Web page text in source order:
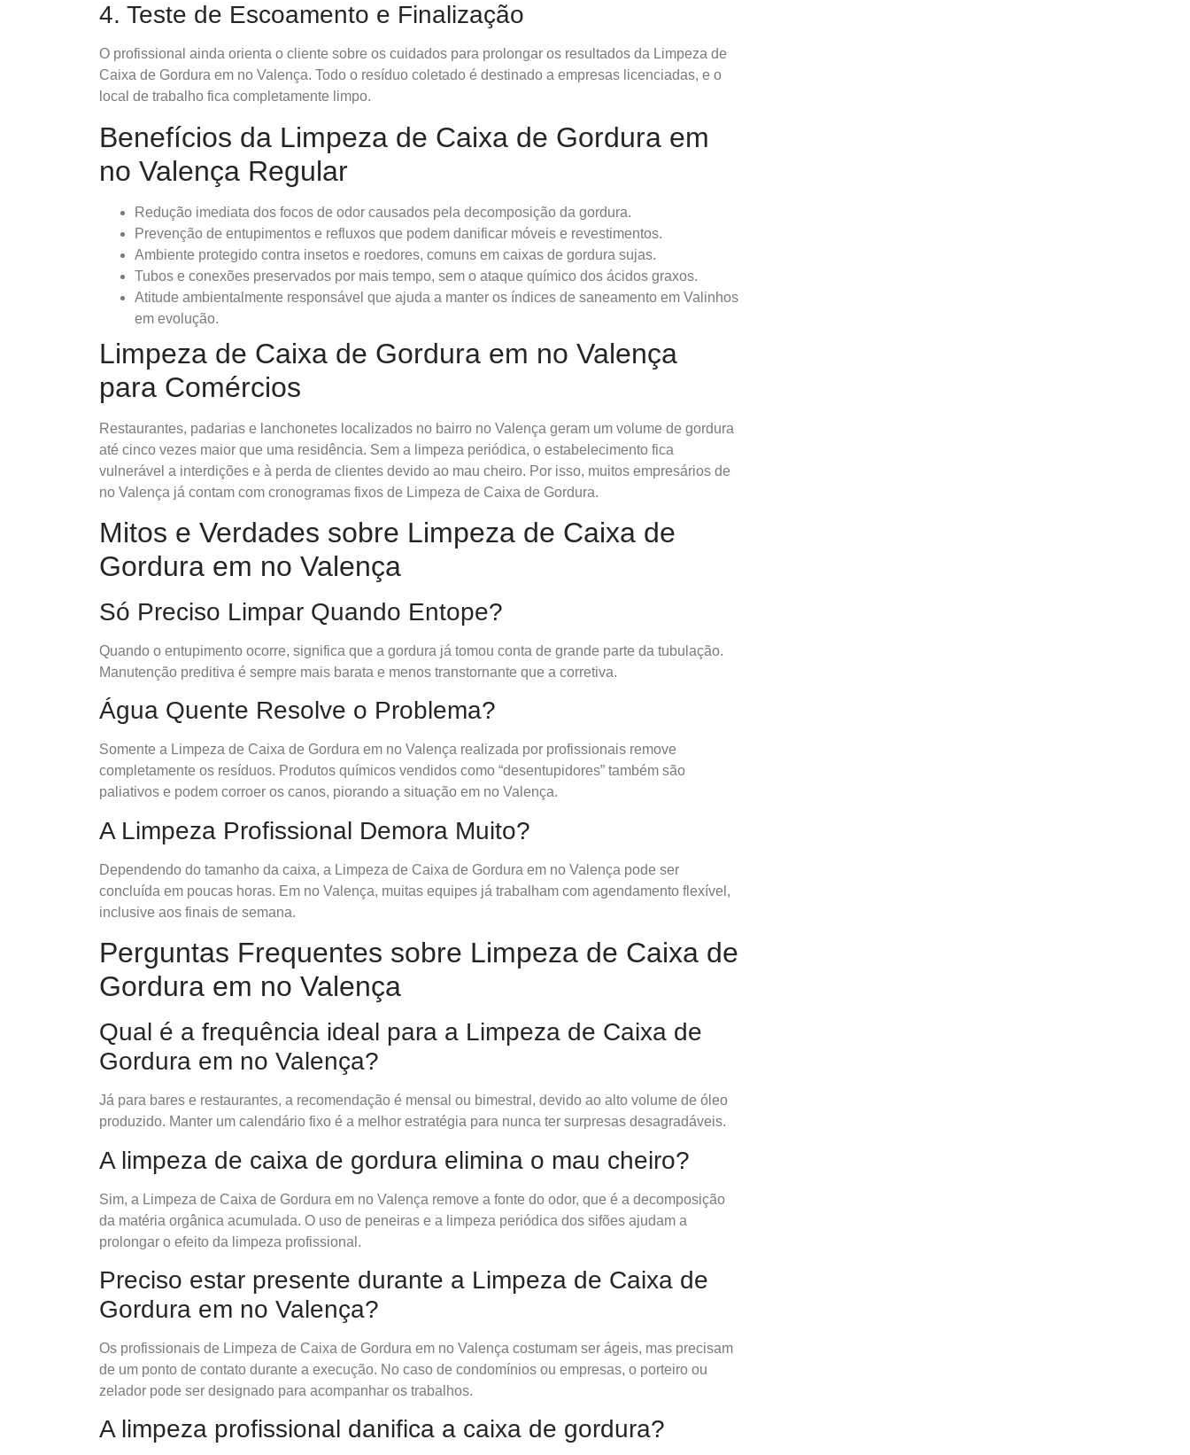
4. Teste de Escoamento e Finalização
O profissional ainda orienta o cliente sobre os cuidados para prolongar os resultados da Limpeza de
Caixa de Gordura em no Valença. Todo o resíduo coletado é destinado a empresas licenciadas, e o
local de trabalho fica completamente limpo.
Benefícios da Limpeza de Caixa de Gordura em
no Valença Regular
Redução imediata dos focos de odor causados pela decomposição da gordura.
Prevenção de entupimentos e refluxos que podem danificar móveis e revestimentos.
Ambiente protegido contra insetos e roedores, comuns em caixas de gordura sujas.
Tubos e conexões preservados por mais tempo, sem o ataque químico dos ácidos graxos.
Atitude ambientalmente responsável que ajuda a manter os índices de saneamento em Valinhos
em evolução.
Limpeza de Caixa de Gordura em no Valença
para Comércios
Restaurantes, padarias e lanchonetes localizados no bairro no Valença geram um volume de gordura
até cinco vezes maior que uma residência. Sem a limpeza periódica, o estabelecimento fica
vulnerável a interdições e à perda de clientes devido ao mau cheiro. Por isso, muitos empresários de
no Valença já contam com cronogramas fixos de Limpeza de Caixa de Gordura.
Mitos e Verdades sobre Limpeza de Caixa de
Gordura em no Valença
Só Preciso Limpar Quando Entope?
Quando o entupimento ocorre, significa que a gordura já tomou conta de grande parte da tubulação.
Manutenção preditiva é sempre mais barata e menos transtornante que a corretiva.
Água Quente Resolve o Problema?
Somente a Limpeza de Caixa de Gordura em no Valença realizada por profissionais remove
completamente os resíduos. Produtos químicos vendidos como “desentupidores” também são
paliativos e podem corroer os canos, piorando a situação em no Valença.
A Limpeza Profissional Demora Muito?
Dependendo do tamanho da caixa, a Limpeza de Caixa de Gordura em no Valença pode ser
concluída em poucas horas. Em no Valença, muitas equipes já trabalham com agendamento flexível,
inclusive aos finais de semana.
Perguntas Frequentes sobre Limpeza de Caixa de
Gordura em no Valença
Qual é a frequência ideal para a Limpeza de Caixa de
Gordura em no Valença?
Já para bares e restaurantes, a recomendação é mensal ou bimestral, devido ao alto volume de óleo
produzido. Manter um calendário fixo é a melhor estratégia para nunca ter surpresas desagradáveis.
A limpeza de caixa de gordura elimina o mau cheiro?
Sim, a Limpeza de Caixa de Gordura em no Valença remove a fonte do odor, que é a decomposição
da matéria orgânica acumulada. O uso de peneiras e a limpeza periódica dos sifões ajudam a
prolongar o efeito da limpeza profissional.
Preciso estar presente durante a Limpeza de Caixa de
Gordura em no Valença?
Os profissionais de Limpeza de Caixa de Gordura em no Valença costumam ser ágeis, mas precisam
de um ponto de contato durante a execução. No caso de condomínios ou empresas, o porteiro ou
zelador pode ser designado para acompanhar os trabalhos.
A limpeza profissional danifica a caixa de gordura?